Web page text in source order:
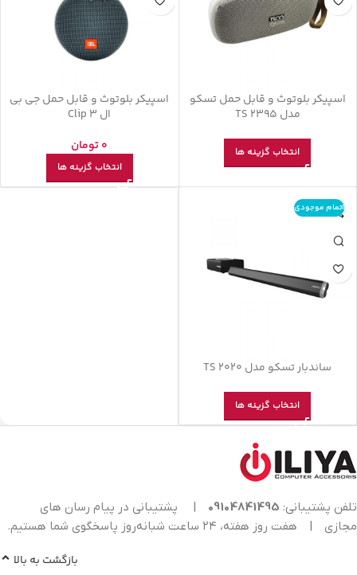
اسپیکر بلوتوث و قابل حمل تسکو
مدل TS 2395
انتخاب گزینه ها
اسپیکر بلوتوث و قابل حمل جی بی
ال Clip 3
0تومان
انتخاب گزینه ها
اتمام موجودی
ساندبار تسکو مدل TS 2020
انتخاب گزینه ها
تلفن پشتیبانی: 09104841495
|
پشتیبانی در پیام رسان های
مجازی
| هفت روز هفته، ۲۴ ساعت شبانه‌روز پاسخگوی شما هستیم.
بازگشت به بالا